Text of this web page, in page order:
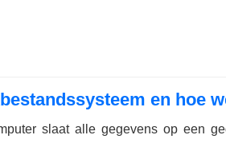
en hoe
slaat alle gegevens op een